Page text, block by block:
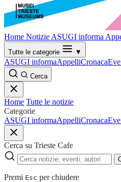
Home Notizie ASUGI informa
Tutte le categorie ▼
ASUGI informaAppelliCronaca
Cerca
Home Tutte le notizie
Categorie
ASUGI informaAppelliCronaca
Cerca su Trieste Cafe
Premi Esc per chiudere